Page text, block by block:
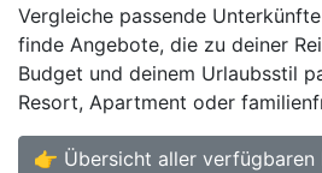
Vergleiche passende
finde Angebote, die zu deiner
Budget und deinem Urlaubsstil
Resort, Apartment oder
👉 Übersicht aller verfügbaren